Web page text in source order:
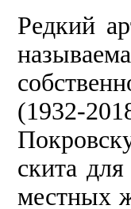
Редкий
(1932-
скита
местных